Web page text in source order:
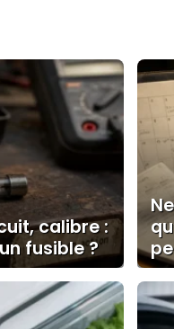
calibre :
fusible ?